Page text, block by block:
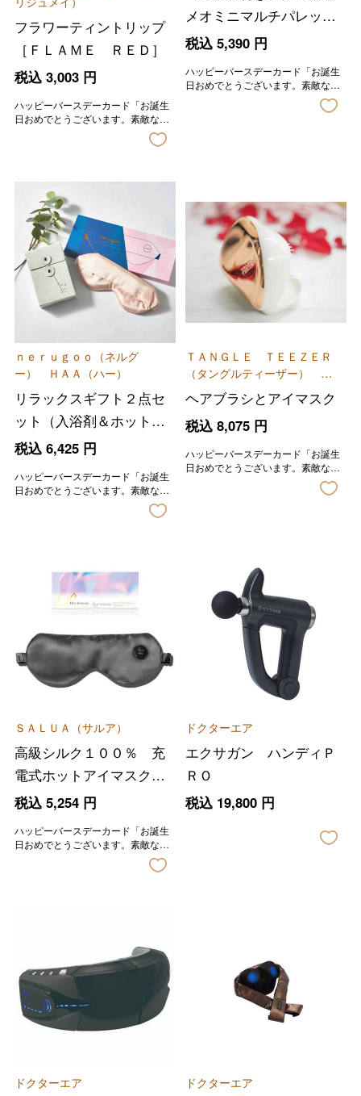
フラワーティントリップ
［ＦＬＡＭＥ ＲＥＤ］
税込 3,003円
ハッピーバースデーカード「お誕生
日おめでとうございます。素敵な一
年になりますように。」の印字が入
メオミニマルチパレット
＋彫刻リップセット
税込 5,390円
ハッピーバースデーカード「お誕生
日おめでとうございます。素敵な一
年になりますように。」の印字が入
ｎｅｒｕｇｏｏ（ネルグ
ー） ＨＡＡ（ハー）
リラックスギフト２点セ
ット（入浴剤＆ホットア
イマスク）
税込 6,425円
ハッピーバースデーカード「お誕生
日おめでとうございます。素敵な一
年になりますように。」の印字が入
ＴＡＮＧＬＥ ＴＥＥＺＥＲ
（タングルティーザー） ｎ
ｅｒｕｇｏｏ（ネルグー）
ヘアブラシとアイマスク
税込 8,075円
ハッピーバースデーカード「お誕生
日おめでとうございます。素敵な一
年になりますように。」の印字が入
ＳＡＬＵＡ（サルア）
高級シルク１００％ 充
電式ホットアイマスク
プレミアム
税込 5,254円
ハッピーバースデーカード「お誕生
日おめでとうございます。素敵な一
年になりますように。」の印字が入
ドクターエア
エクサガン ハンディＰ
ＲＯ
税込 19,800円
ドクターエア ドクターエア